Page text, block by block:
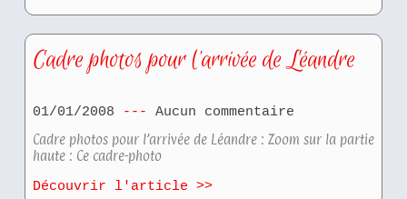
Cadre photos pour l’arrivée de Léandre
01/01/2008
Aucun commentaire
Cadre photos pour l’arrivée de Léandre : Zoom sur la partie
haute : Ce cadre-photo
Découvrir l'article >>